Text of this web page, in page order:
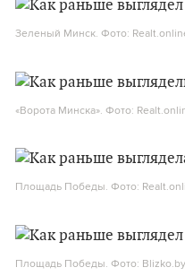
Зеленый Минск. Фото:
«Ворота Минска». Фото:
Площадь Победы. Фото:
Площадь Победы. Фото: